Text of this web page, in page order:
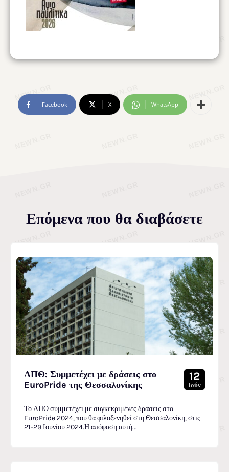
Facebook X WhatsApp
Επόμενα που θα διαβάσετε
ΑΠΘ: Συμμετέχει με δράσεις στο
EuroPride της Θεσσαλονίκης
12
Ιούν
Το ΑΠΘ συμμετέχει με συγκεκριμένες δράσεις στο
EuroPride 2024, που θα φιλοξενηθεί στη Θεσσαλονίκη, στις
21-29 Ιουνίου 2024.Η απόφαση αυτή...